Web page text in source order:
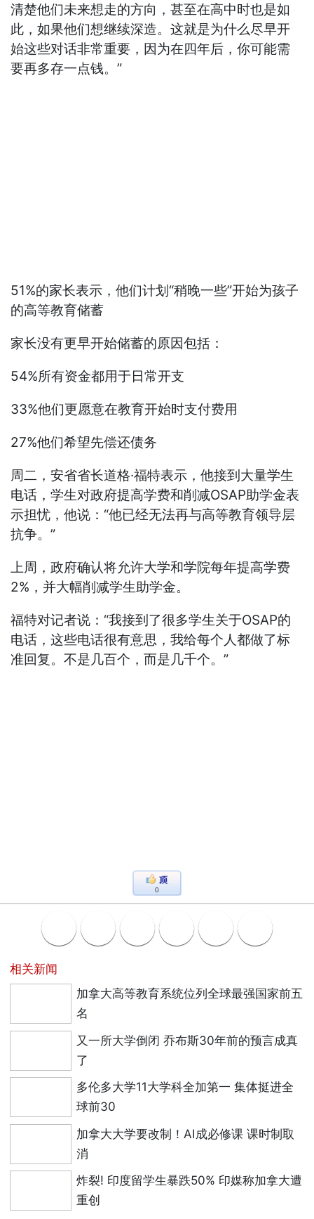
清楚他们未来想走的方向，甚至在高中时也是如
此，如果他们想继续深造。这就是为什么尽早开
始这些对话非常重要，因为在四年后，你可能需
要再多存一点钱。”
51%的家长表示，他们计划“稍晚一些”开始为孩子
的高等教育储蓄
家长没有更早开始储蓄的原因包括：
54%所有资金都用于日常开支
33%他们更愿意在教育开始时支付费用
27%他们希望先偿还债务
周二，安省省长道格·福特表示，他接到大量学生
电话，学生对政府提高学费和削减OSAP助学金表
示担忧，他说：“他已经无法再与高等教育领导层
抗争。”
上周，政府确认将允许大学和学院每年提高学费
2%，并大幅削减学生助学金。
福特对记者说：“我接到了很多学生关于OSAP的
电话，这些电话很有意思，我给每个人都做了标
准回复。不是几百个，而是几千个。”
0
相关新闻
加拿大高等教育系统位列全球最强国家前五
名
又一所大学倒闭 乔布斯30年前的预言成真
了
多伦多大学11大学科全加第一 集体挺进全
球前30
加拿大大学要改制！AI成必修课 课时制取
消
炸裂! 印度留学生暴跌50% 印媒称加拿大遭
重创